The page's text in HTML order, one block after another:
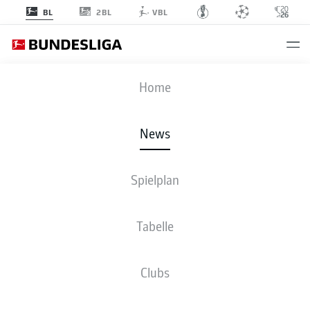
BL 2BL VBL
Home
News
Spielplan
Tabelle
Clubs
DER VFB HAT SEIN MOJO ZURÜCK